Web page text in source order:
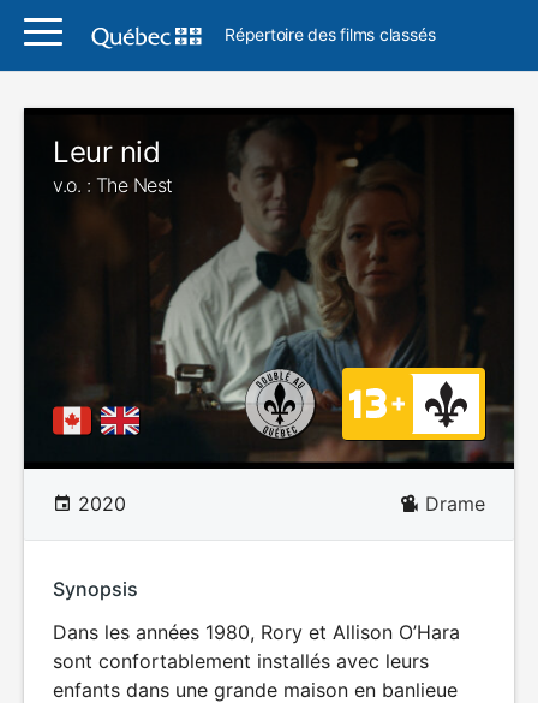
Répertoire des films classés
Leur nid
v.o. : The Nest
2020 Drame
Synopsis
Dans les années 1980, Rory et Allison O’Hara
sont confortablement installés avec leurs
enfants dans une grande maison en banlieue